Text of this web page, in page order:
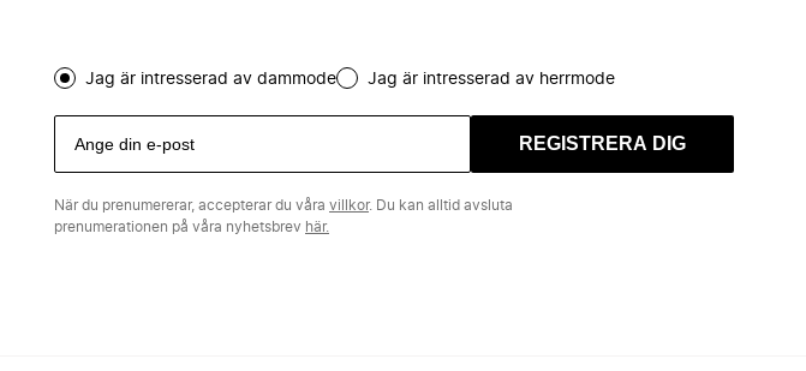
Jag är intresserad av dammode Jag är intresserad av herrmode
REGISTRERA DIG
När du prenumererar, accepterar du våra villkor. Du kan alltid avsluta
prenumerationen på våra nyhetsbrev här.